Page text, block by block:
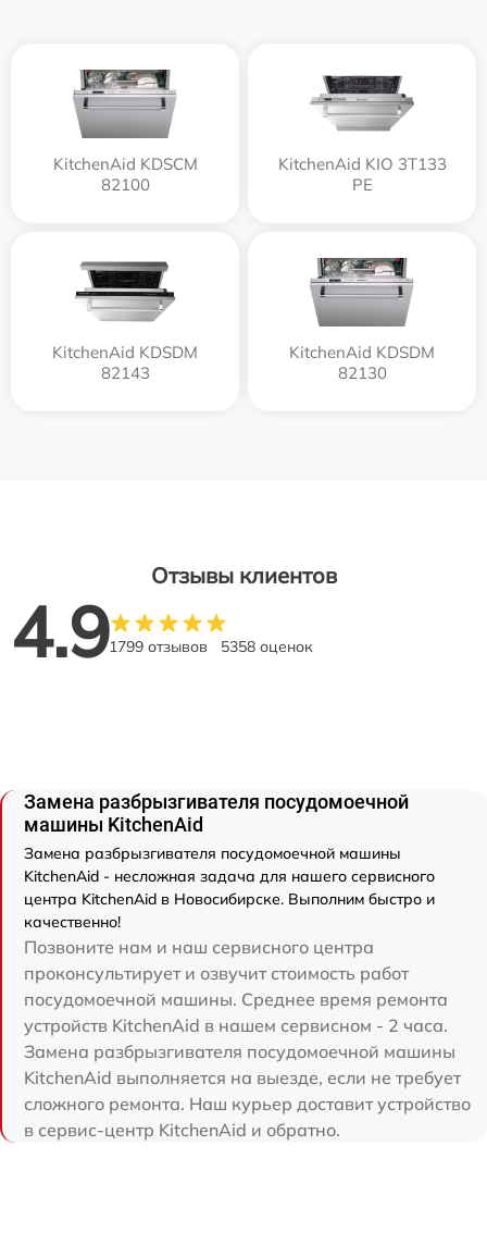
KitchenAid KDSCM
82100
KitchenAid KIO 3T133
PE
KitchenAid KDSDM
82143
KitchenAid KDSDM
82130
Отзывы клиентов
4.91799 отзывов 5358 оценок
Замена разбрызгивателя посудомоечной
машины KitchenAid
Замена разбрызгивателя посудомоечной машины
KitchenAid - несложная задача для нашего сервисного
центра KitchenAid в Новосибирске. Выполним быстро и
качественно!
Позвоните нам и наш сервисного центра
проконсультирует и озвучит стоимость работ
посудомоечной машины. Среднее время ремонта
устройств KitchenAid в нашем сервисном - 2 часа.
Замена разбрызгивателя посудомоечной машины
KitchenAid выполняется на выезде, если не требует
сложного ремонта. Наш курьер доставит устройство
в сервис-центр KitchenAid и обратно.